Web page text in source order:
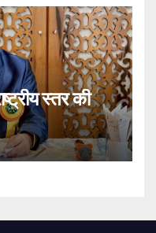
स्तर की